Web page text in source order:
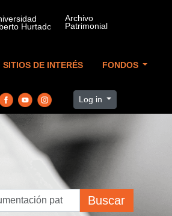
SITIOS DE INTERÉS FONDOS
Log in
Buscar